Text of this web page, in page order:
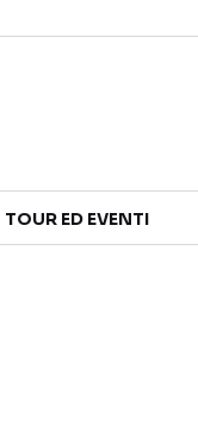
TOUR ED EVENTI